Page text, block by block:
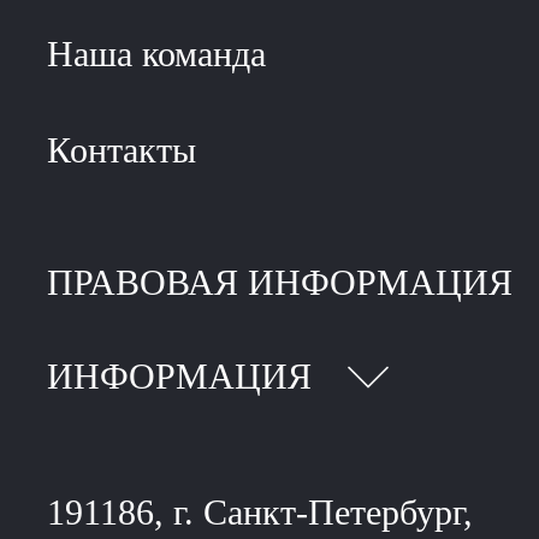
Наша команда
Контакты
ПРАВОВАЯ ИНФОРМАЦИЯ
ИНФОРМАЦИЯ
191186, г. Санкт-Петербург,